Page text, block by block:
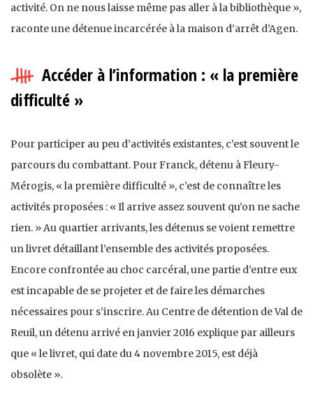
activité. On ne nous laisse même pas aller à la bibliothèque »,
raconte une détenue incarcérée à la maison d’arrêt d’Agen.
Accéder à l’information : « la première
difficulté »
Pour participer au peu d’activités existantes, c’est souvent le
parcours du combattant. Pour Franck, détenu à Fleury-
Mérogis, « la première difficulté », c’est de connaître les
activités proposées : « Il arrive assez souvent qu’on ne sache
rien. » Au quartier arrivants, les détenus se voient remettre
un livret détaillant l’ensemble des activités proposées.
Encore confrontée au choc carcéral, une partie d’entre eux
est incapable de se projeter et de faire les démarches
nécessaires pour s’inscrire. Au Centre de détention de Val de
Reuil, un détenu arrivé en janvier 2016 explique par ailleurs
que « le livret, qui date du 4 novembre 2015, est déjà
obsolète ».